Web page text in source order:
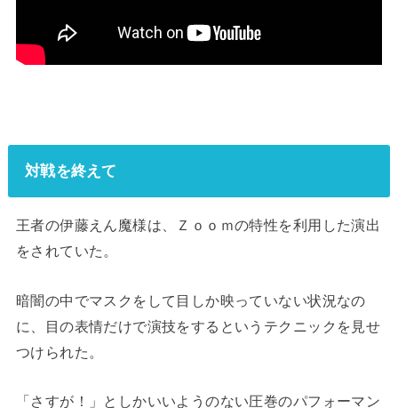
対戦を終えて
王者の伊藤えん魔様は、Ｚｏｏｍの特性を利用した演出
をされていた。
暗闇の中でマスクをして目しか映っていない状況なの
に、目の表情だけで演技をするというテクニックを見せ
つけられた。
「さすが！」としかいいようのない圧巻のパフォーマン